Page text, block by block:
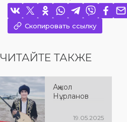
Скопировать ссылку
ЧИТАЙТЕ ТАКЖЕ
Ақжол
Нұрланов
19.05.2025